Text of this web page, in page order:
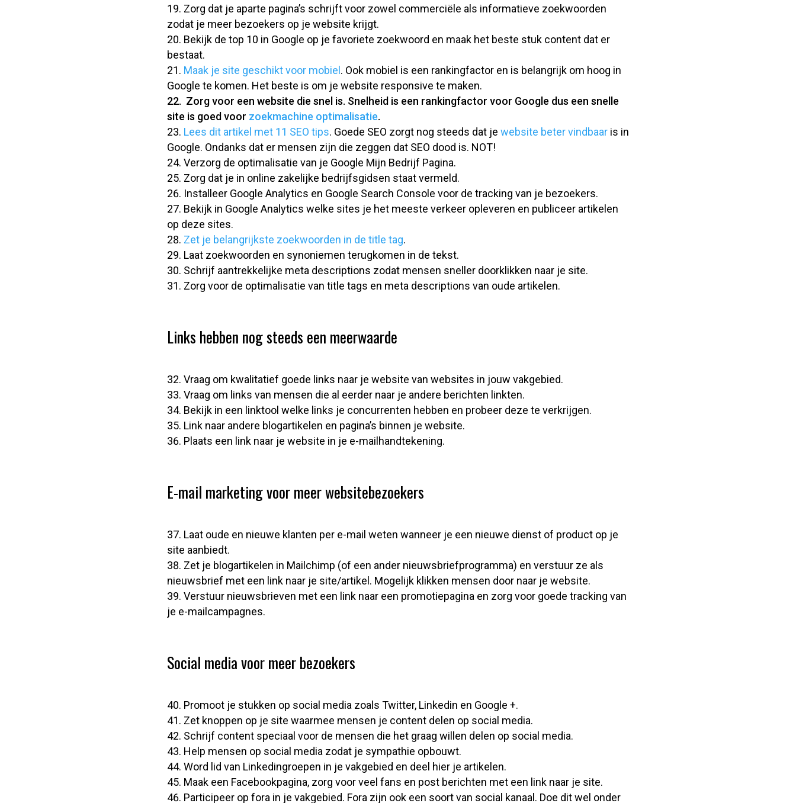
Zorg dat je aparte pagina’s schrijft voor zowel commerciële als informatieve zoekwoorden
zodat je meer bezoekers op je website krijgt.
Bekijk de top 10 in Google op je favoriete zoekwoord en maak het beste stuk content dat er
bestaat.
Maak je site geschikt voor mobiel . Ook mobiel is een rankingfactor en is belangrijk om hoog in
Google te komen. Het beste is om je website responsive te maken.
Zorg voor een website die snel is. Snelheid is een rankingfactor voor Google dus een snelle
site is goed voor zoekmachine optimalisatie.
Lees dit artikel met 11 SEO tips. Goede SEO zorgt nog steeds dat je website beter vindbaar is in
Google. Ondanks dat er mensen zijn die zeggen dat SEO dood is. NOT!
Verzorg de optimalisatie van je Google Mijn Bedrijf Pagina.
Zorg dat je in online zakelijke bedrijfsgidsen staat vermeld.
Installeer Google Analytics en Google Search Console voor de tracking van je bezoekers.
Bekijk in Google Analytics welke sites je het meeste verkeer opleveren en publiceer artikelen
op deze sites.
Zet je belangrijkste zoekwoorden in de title tag.
Laat zoekwoorden en synoniemen terugkomen in de tekst.
Schrijf aantrekkelijke meta descriptions zodat mensen sneller doorklikken naar je site.
Zorg voor de optimalisatie van title tags en meta descriptions van oude artikelen.
Links hebben nog steeds een meerwaarde
Vraag om kwalitatief goede links naar je website van websites in jouw vakgebied.
Vraag om links van mensen die al eerder naar je andere berichten linkten.
Bekijk in een linktool welke links je concurrenten hebben en probeer deze te verkrijgen.
Link naar andere blogartikelen en pagina’s binnen je website.
Plaats een link naar je website in je e-mailhandtekening.
E-mail marketing voor meer websitebezoekers
Laat oude en nieuwe klanten per e-mail weten wanneer je een nieuwe dienst of product op je
site aanbiedt.
Zet je blogartikelen in Mailchimp (of een ander nieuwsbriefprogramma) en verstuur ze als
nieuwsbrief met een link naar je site/artikel. Mogelijk klikken mensen door naar je website.
Verstuur nieuwsbrieven met een link naar een promotiepagina en zorg voor goede tracking van
je e-mailcampagnes.
Social media voor meer bezoekers
Promoot je stukken op social media zoals Twitter, Linkedin en Google +.
Zet knoppen op je site waarmee mensen je content delen op social media.
Schrijf content speciaal voor de mensen die het graag willen delen op social media.
Help mensen op social media zodat je sympathie opbouwt.
Word lid van Linkedingroepen in je vakgebied en deel hier je artikelen.
Maak een Facebookpagina, zorg voor veel fans en post berichten met een link naar je site.
Participeer op fora in je vakgebied. Fora zijn ook een soort van social kanaal. Doe dit wel onder